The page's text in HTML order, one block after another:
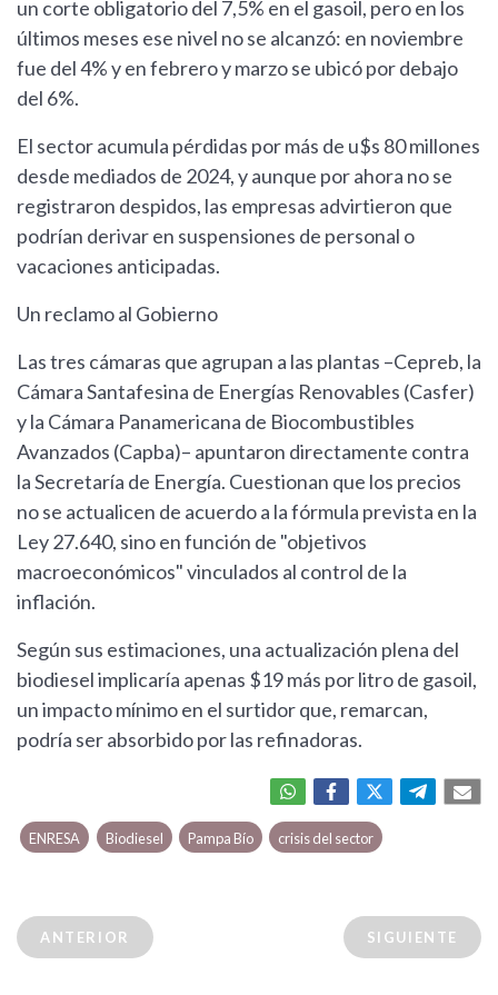
un corte obligatorio del 7,5% en el gasoil, pero en los
últimos meses ese nivel no se alcanzó: en noviembre
fue del 4% y en febrero y marzo se ubicó por debajo
del 6%.
El sector acumula pérdidas por más de u$s 80 millones
desde mediados de 2024, y aunque por ahora no se
registraron despidos, las empresas advirtieron que
podrían derivar en suspensiones de personal o
vacaciones anticipadas.
Un reclamo al Gobierno
Las tres cámaras que agrupan a las plantas –Cepreb, la
Cámara Santafesina de Energías Renovables (Casfer)
y la Cámara Panamericana de Biocombustibles
Avanzados (Capba)– apuntaron directamente contra
la Secretaría de Energía. Cuestionan que los precios
no se actualicen de acuerdo a la fórmula prevista en la
Ley 27.640, sino en función de "objetivos
macroeconómicos" vinculados al control de la
inflación.
Según sus estimaciones, una actualización plena del
biodiesel implicaría apenas $19 más por litro de gasoil,
un impacto mínimo en el surtidor que, remarcan,
podría ser absorbido por las refinadoras.
ENRESA Biodiesel Pampa Bío crisis del sector
ANTERIOR SIGUIENTE